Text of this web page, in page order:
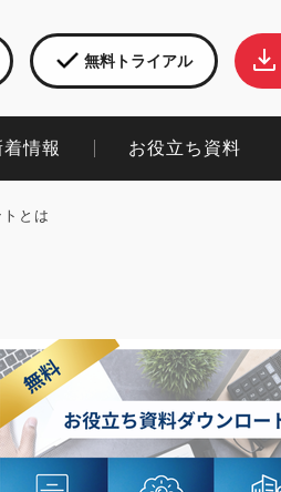
無料トライアル
着情報​ お役立ち資料​
とは